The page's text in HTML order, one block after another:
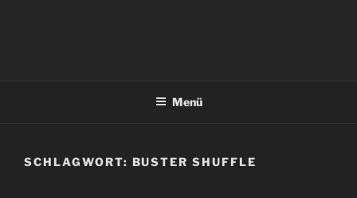
Menü
SCHLAGWORT: BUSTER SHUFFLE